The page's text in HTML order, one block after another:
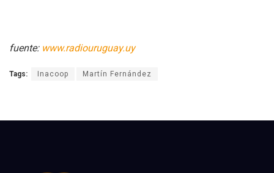
fuente: www.radiouruguay.uy
Tags: Inacoop Martín Fernández